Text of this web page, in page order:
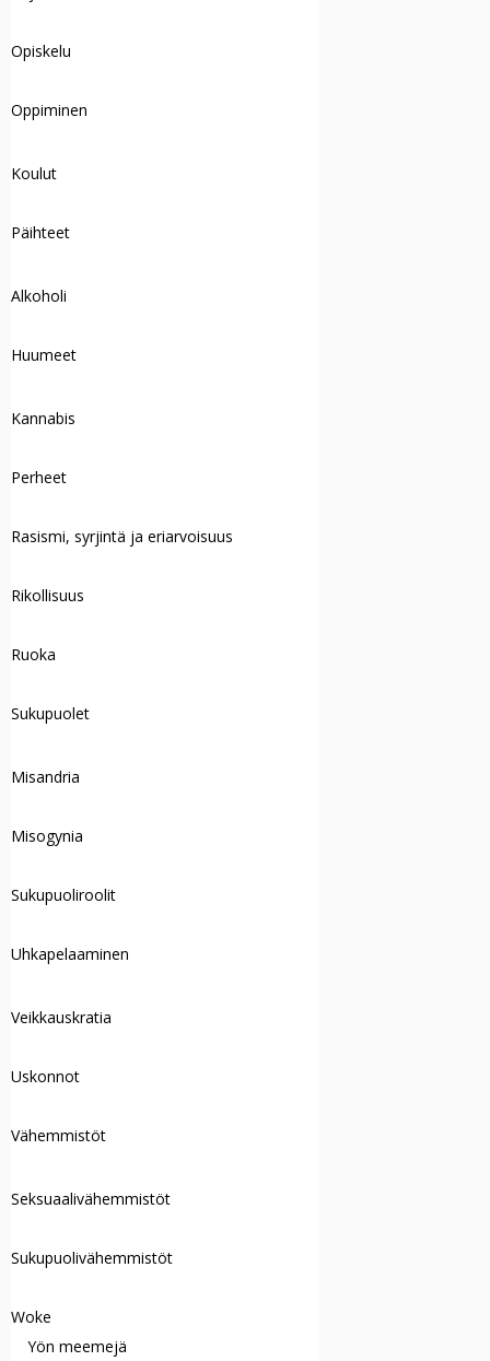
Opiskelu
Oppiminen
Koulut
Päihteet
Alkoholi
Huumeet
Kannabis
Perheet
Rasismi, syrjintä ja eriarvoisuus
Rikollisuus
Ruoka
Sukupuolet
Misandria
Misogynia
Sukupuoliroolit
Uhkapelaaminen
Veikkauskratia
Uskonnot
Vähemmistöt
Seksuaalivähemmistöt
Sukupuolivähemmistöt
Woke
Yön meemejä